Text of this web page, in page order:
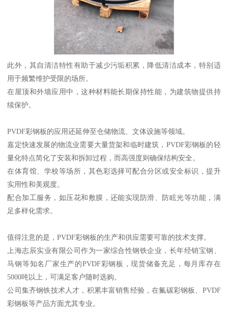
此外，其自清洁特性有助于减少污垢积累，降低清洁成本，特别适
用于频繁维护受限的场所。
在屋顶和外墙应用中，这种材料能长期保持性能，为建筑物提供持
续保护。
PVDF彩钢板的应用还延伸至仓储物流、文体设施等领域。
嘉定快速发展的物流业需要大量货架和临时建筑，PVDF彩钢板的轻
量化特点简化了安装和拆卸过程，而高强度则确保结构安全。
在体育馆、学校等场所，其色彩选择可配合分区或安全标识，提升
实用性和美观度。
配合加工服务，如压花和敷膜，还能实现防滑、防眩光等功能，满
足多样化需求。
值得注意的是，PVDF彩钢板的生产和供应需要可靠的技术支撑。
上海志辰实业有限公司作为一家综合性钢铁企业，长年经销宝钢、
马钢等知名厂家生产的PVDF彩钢板，现货储备充足，每月库存在
5000吨以上，可满足客户随时选购。
公司集齐钢铁技术人才，积累丰富销售经验，在氟碳彩钢板、PVDF
彩钢板等产品方面尤其专业。